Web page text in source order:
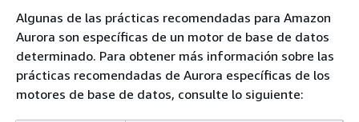
Algunas de las prácticas recomendadas para Amazon
Aurora son específicas de un motor de base de datos
determinado. Para obtener más información sobre las
prácticas recomendadas de Aurora específicas de los
motores de base de datos, consulte lo siguiente: